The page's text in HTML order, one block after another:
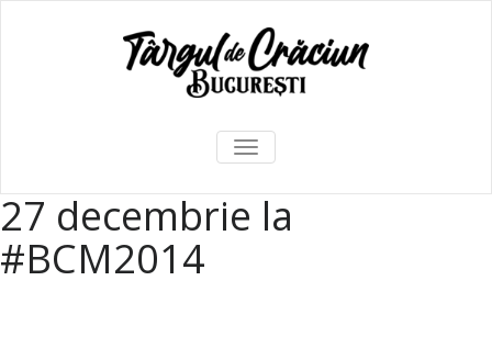
TOGGLE
NAVIGATION
27 decembrie la
#BCM2014